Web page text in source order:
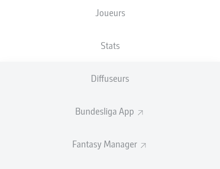
Joueurs
Stats
Diffuseurs
Bundesliga App
Fantasy Manager